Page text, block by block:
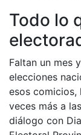
Todo lo
Faltan un mes
elecciones
esos comicios,
veces más a
diálogo con